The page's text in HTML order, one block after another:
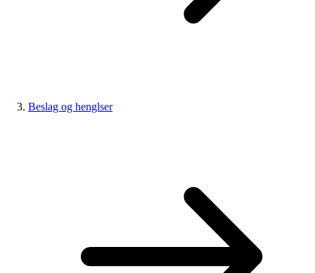
Beslag og henglser